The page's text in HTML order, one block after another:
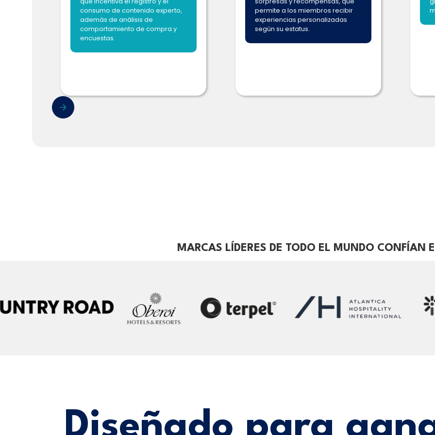
consumo de contenido experto,
además de análisis de
comportamiento de compra y
encuestas.
permite a los miembros recibir
experiencias personalizadas
según su estatus.
MARCAS LÍDERES DE TODO EL MUNDO CONFÍAN
Diseñado para